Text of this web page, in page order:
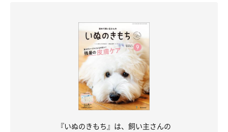
『いぬのきもち』は、飼い主さんの